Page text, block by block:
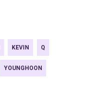
KEVIN Q
YOUNGHOON